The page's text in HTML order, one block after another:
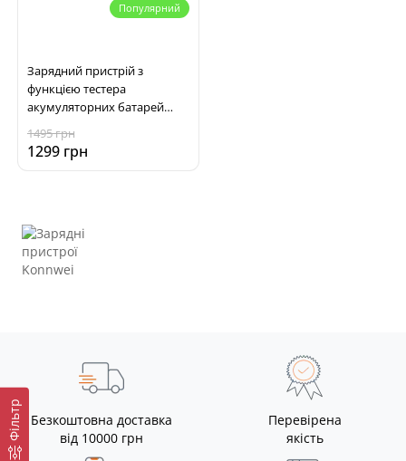
Фільтр
Популярний
Зарядний пристрій з
функцією тестера
акумуляторних батарей
100Ah)
1495 грн
1299 грн
Безкоштовна доставка
від 10000 грн
Перевірена
якість